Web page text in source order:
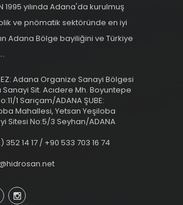
1995 yılında Adana'da kurulmuş
ve pnömatik sektöründe en iyi
Adana Bölge bayiliğini ve Türkiye
Adana Organize Sanayi Bölgesi
Sanayi Sit. Acıdere Mh. Boyuntepe
1 Sarıçam/ADANA ŞUBE:
Mahallesi, Yetsan Yeşiloba
Sitesi No:5/3 Seyhan/ADANA
352 14 17 / +90 533 703 16 74